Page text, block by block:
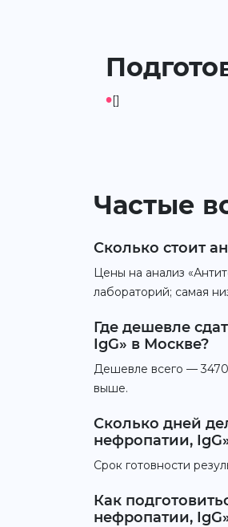
•[]
Частые
Сколько стоит
Цены на анализ
лабораторий; самая
Где дешевле
IgG» в Москве?
Дешевле всего — 3470
выше.
Сколько дней
нефропатии,
Срок готовности
Как
нефропатии,